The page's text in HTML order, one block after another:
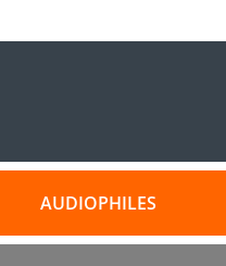
AUDIOPHILES